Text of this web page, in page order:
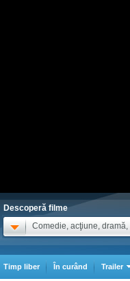
Descoperă filme
Comedie, acţiune, dramă,
Timp liber În curând Trailer